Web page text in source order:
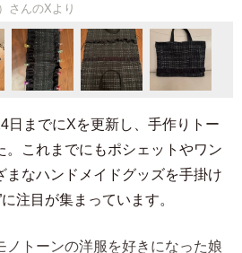
さんのXより
日までにXを更新し、手作りトー
。これまでにもポシェットやワン
まなハンドメイドグッズを手掛け
注目が集まっています。
ノトーンの洋服を好きになった娘